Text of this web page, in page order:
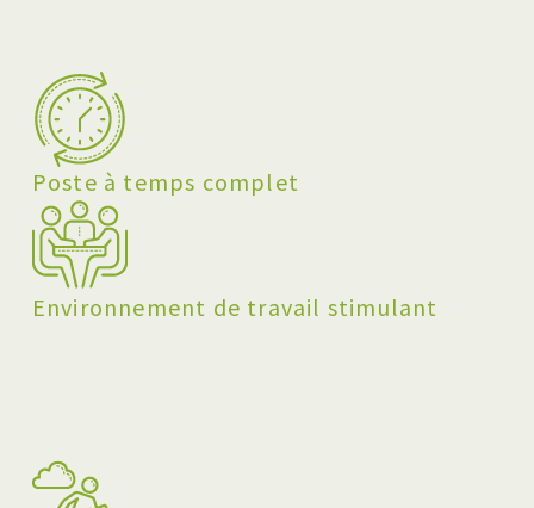
Poste à temps complet
Environnement de travail stimulant